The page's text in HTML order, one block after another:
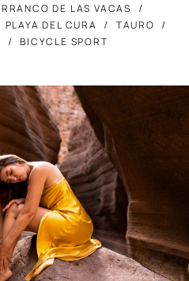
DE LAS VACAS
PLAYA DEL CURA
TAURO
BICYCLE SPORT